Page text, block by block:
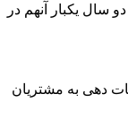
سال یکبار آنهم در
دهی به مشتریان